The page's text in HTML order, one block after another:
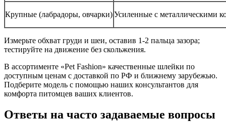
Крупные (лабрадоры, овчарки)Усиленные с металлическими
Измерьте обхват груди и шеи, оставив 1-2 пальца зазора;
тестируйте на движение без скольжения.
В ассортименте «Pet Fashion» качественные шлейки по
доступным ценам с доставкой по РФ и ближнему зарубежью.
Подберите модель с помощью наших консультантов для
комфорта питомцев ваших клиентов.
Ответы на часто задаваемые вопросы